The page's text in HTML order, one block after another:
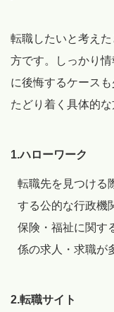
転職したいと考え
方です。しっかり
に後悔するケース
たどり着く具体的
1.ハローワーク
転職先を見つける
する公的な行政機
保険・福祉に関す
係の求人・求職が
2.転職サイト